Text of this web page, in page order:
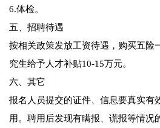
6.体检。
五、招聘待遇
按相关政策发放工资待遇，购买五险
究生给予人才补贴10-15万元。
六、其它
报名人员提交的证件、信息要真实有
用。聘用后发现有瞒报、谎报等情况